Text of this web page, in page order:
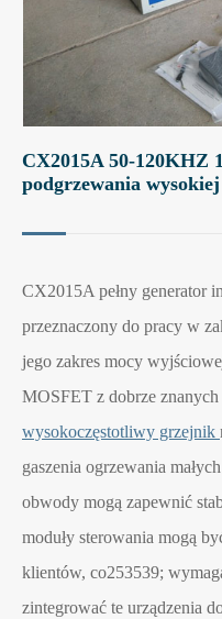
CX2015A 50-120KHZ
podgrzewania
CX2015A pełny generator
przeznaczony do pracy w
jego zakres mocy
MOSFET z dobrze
wysokoczęstotliwy grzejnik
gaszenia ogrzewania
obwody mogą zapewnić
moduły sterowania mogą
klientów, co253539;
zintegrować te urządzenia